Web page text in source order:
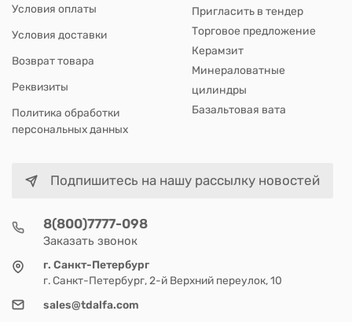
Условия оплаты
Условия доставки
Возврат товара
Реквизиты
Политика обработки
персональных данных
Пригласить в тендер
Торговое предложение
Керамзит
Минераловатные
цилиндры
Базальтовая вата
Подпишитесь на нашу рассылку новостей
8(800)7777-098
Заказать звонок
г. Санкт-Петербург
г. Санкт-Петербург, 2-й Верхний переулок, 10
sales@tdalfa.com